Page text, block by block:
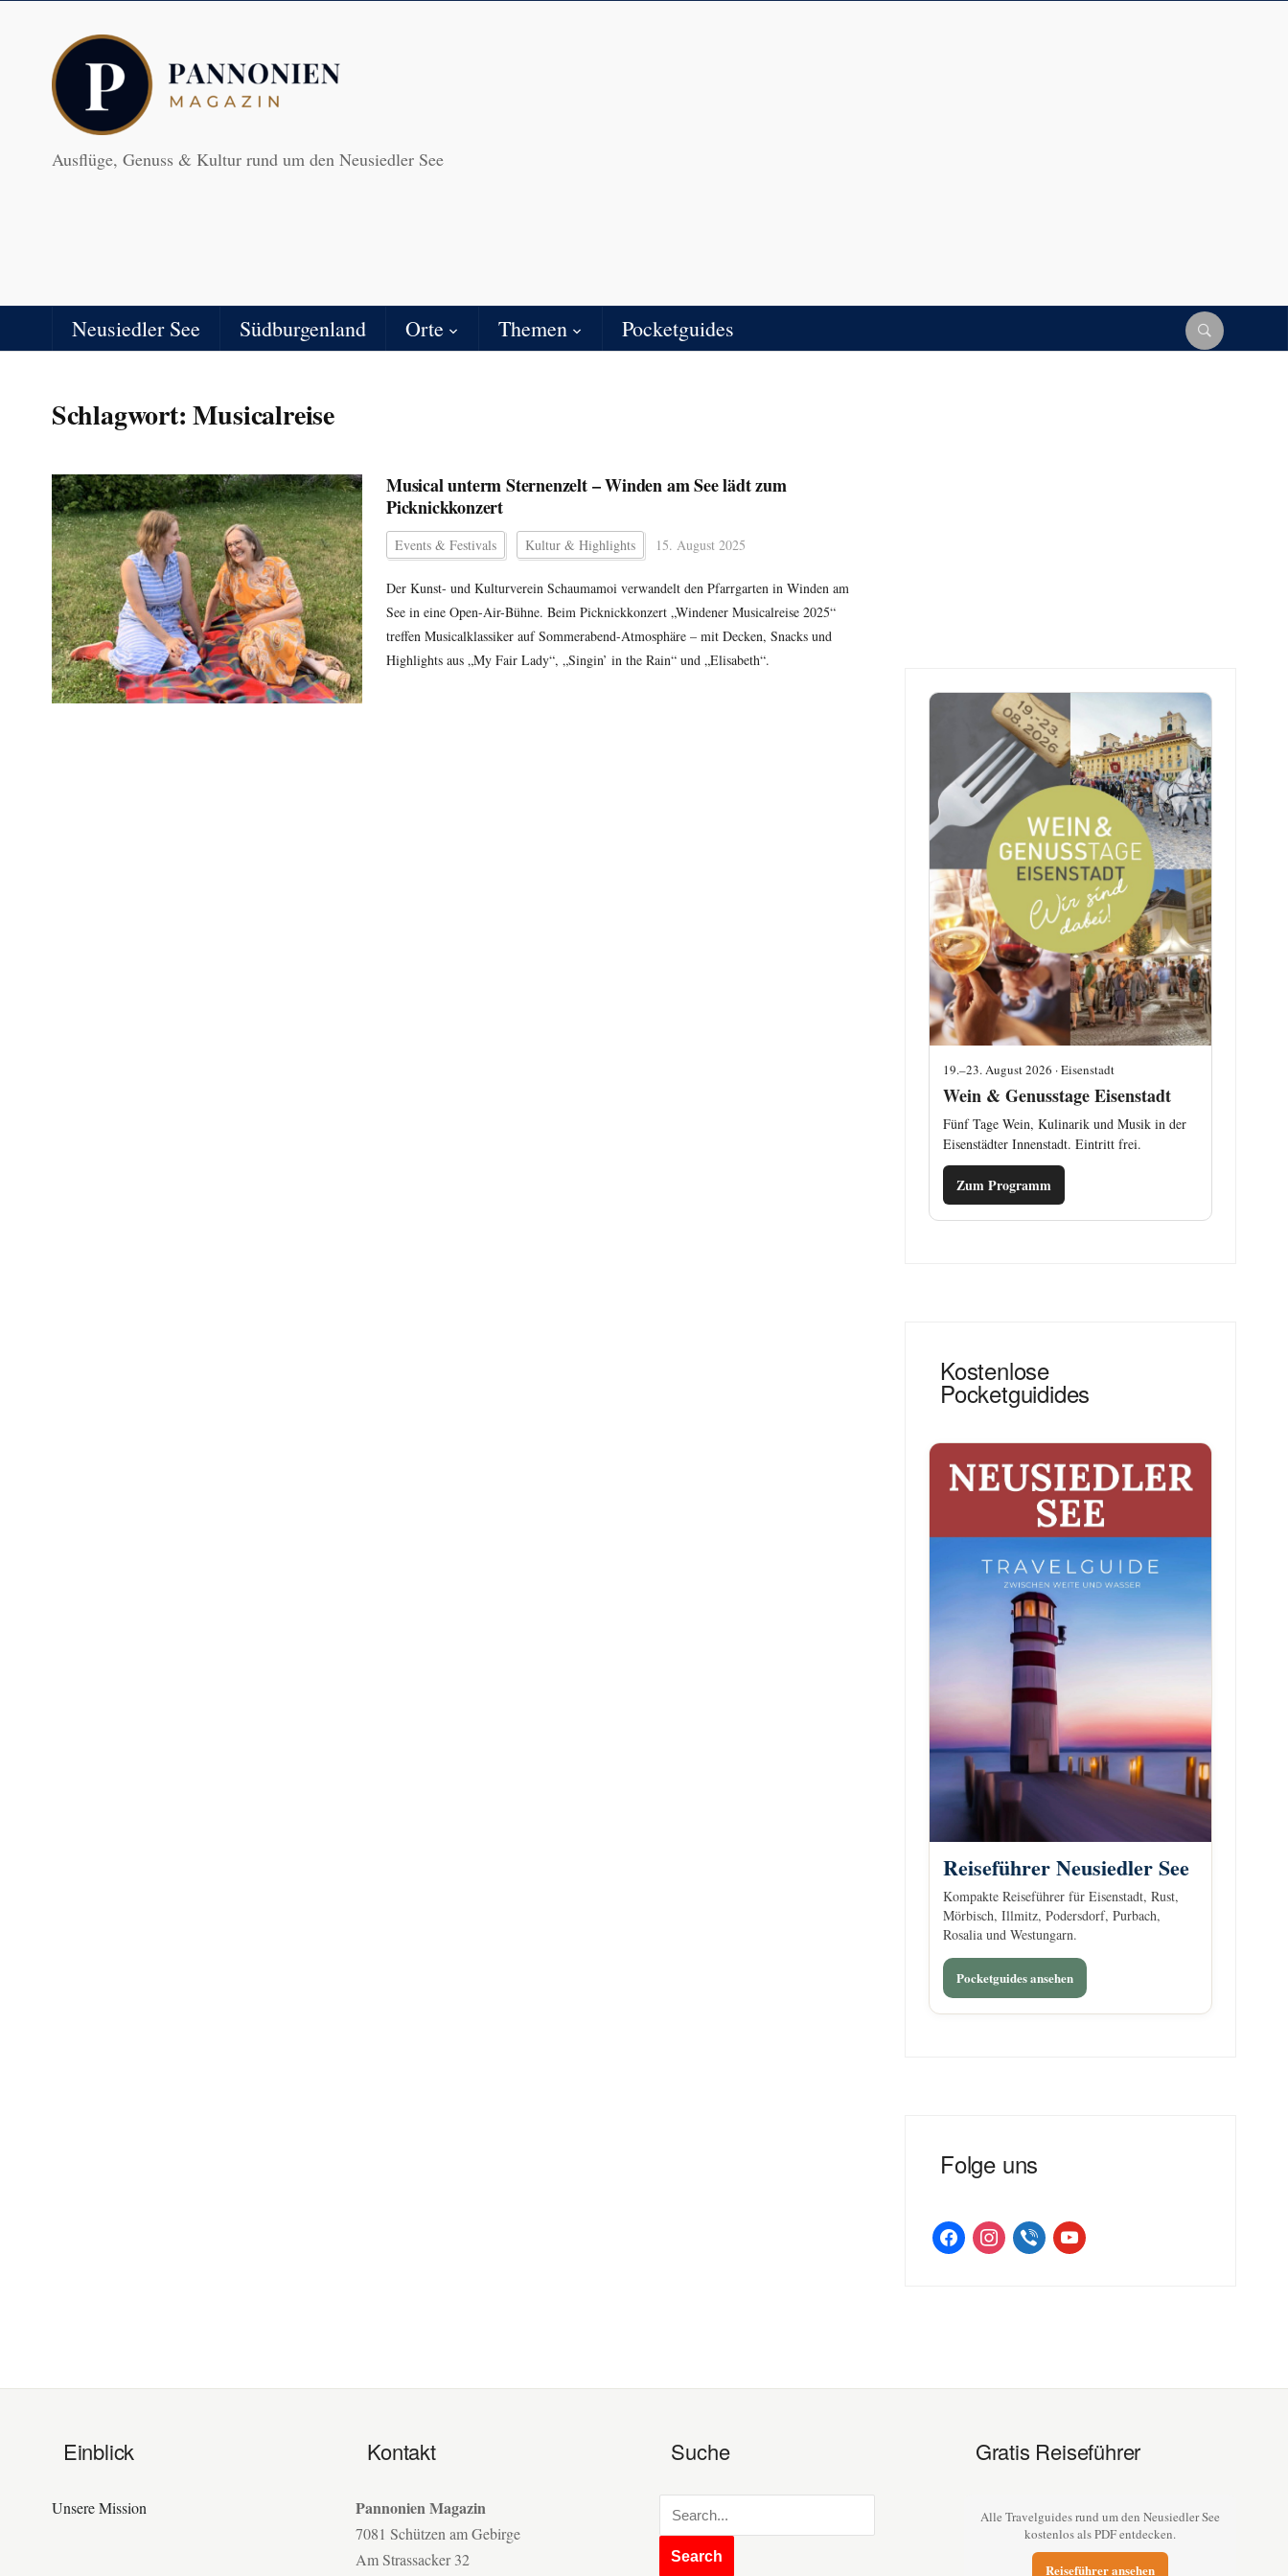
Ausflüge, Genuss & Kultur rund um den Neusiedler See
Neusiedler See Südburgenland Orte Themen Pocketguides
Schlagwort:Musicalreise
Musical unterm Sternenzelt – Winden am See lädt zum
Picknickkonzert
Events & Festivals Kultur & Highlights 15. August 2025
Der Kunst- und Kulturverein Schaumamoi verwandelt den Pfarrgarten in Winden am
See in eine Open-Air-Bühne. Beim Picknickkonzert „Windener Musicalreise 2025“
treffen Musicalklassiker auf Sommerabend-Atmosphäre – mit Decken, Snacks und
Highlights aus „My Fair Lady“, „Singin’ in the Rain“ und „Elisabeth“.
19.–23. August 2026 · Eisenstadt
Wein & Genusstage Eisenstadt
Fünf Tage Wein, Kulinarik und Musik in der
Eisenstädter Innenstadt. Eintritt frei.
Zum Programm
Kostenlose
Pocketguidides
Reiseführer Neusiedler See
Kompakte Reiseführer für Eisenstadt, Rust,
Mörbisch, Illmitz, Podersdorf, Purbach,
Rosalia und Westungarn.
Pocketguides ansehen
Folge uns
facebookinstagramviber youtube
Einblick
Unsere Mission
Kontakt
Pannonien Magazin
7081 Schützen am Gebirge
Am Strassacker 32
Suche Gratis Reiseführer
Alle Travelguides rund um den Neusiedler See
kostenlos als PDF entdecken.
Reiseführer ansehen